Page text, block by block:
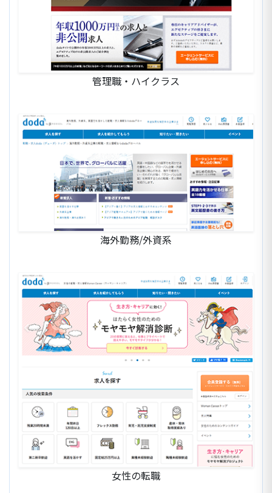
管理職・ハイクラス
海外勤務/外資系
女性の転職